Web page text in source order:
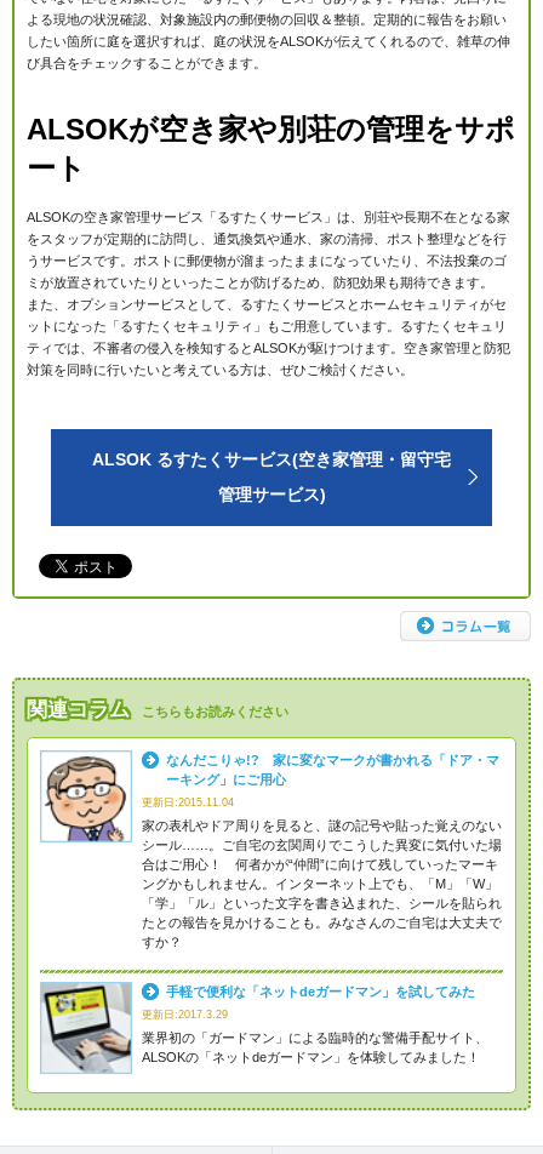
よる現地の状況確認、対象施設内の郵便物の回収＆整頓。定期的に報告をお願い
したい箇所に庭を選択すれば、庭の状況をALSOKが伝えてくれるので、雑草の伸
び具合をチェックすることができます。
ALSOKが空き家や別荘の管理をサポ
ート
ALSOKの空き家管理サービス「るすたくサービス」は、別荘や長期不在となる家
をスタッフが定期的に訪問し、通気換気や通水、家の清掃、ポスト整理などを行
うサービスです。ポストに郵便物が溜まったままになっていたり、不法投棄のゴ
ミが放置されていたりといったことが防げるため、防犯効果も期待できます。
また、オプションサービスとして、るすたくサービスとホームセキュリティがセ
ットになった「るすたくセキュリティ」もご用意しています。るすたくセキュリ
ティでは、不審者の侵入を検知するとALSOKが駆けつけます。空き家管理と防犯
対策を同時に行いたいと考えている方は、ぜひご検討ください。
ALSOK るすたくサービス(空き家管理・留守宅
管理サービス)
関連コラム こちらもお読みください
なんだこりゃ!? 家に変なマークが書かれる「ドア・マ
ーキング」にご用心
更新日:2015.11.04
家の表札やドア周りを見ると、謎の記号や貼った覚えのない
シール……。ご自宅の玄関周りでこうした異変に気付いた場
合はご用心！ 何者かが“仲間”に向けて残していったマーキ
ングかもしれません。インターネット上でも、「M」「W」
「学」「ル」といった文字を書き込まれた、シールを貼られ
たとの報告を見かけることも。みなさんのご自宅は大丈夫で
すか？
手軽で便利な「ネットdeガードマン」を試してみた
更新日:2017.3.29
業界初の「ガードマン」による臨時的な警備手配サイト、
ALSOKの「ネットdeガードマン」を体験してみました！